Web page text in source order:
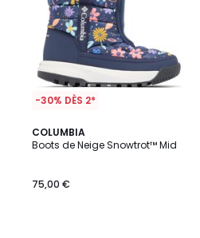
-30% DÈS 2*
COLUMBIA
Boots de Neige Snowtrot™ Mid
75,00 €